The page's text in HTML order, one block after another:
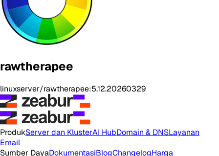
rawtherapee
linuxserver/rawtherapee:5.12.20260329
ProdukServer dan KlusterAI HubDomain & DNSLayanan
Email
Sumber DayaDokumentasiBlogChangelogHarga